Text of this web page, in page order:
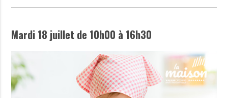
Mardi 18 juillet de 10h00 à 16h30